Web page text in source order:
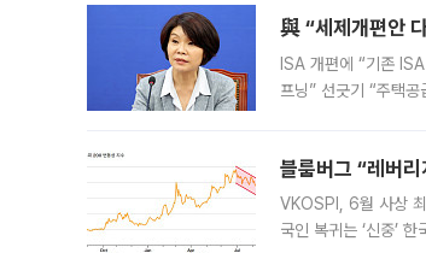
與 “세제개편안
ISA 개편에 “기존
프닝” 선긋기 “주택
블룸버그 “레버
VKOSPI, 6월 사상 최
국인 복귀는 ‘신중’